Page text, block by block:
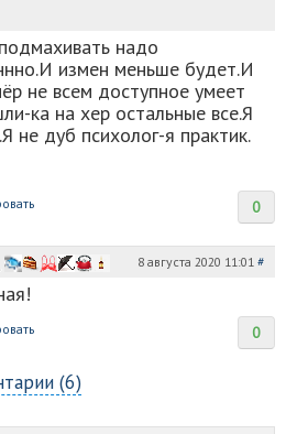
надо
измен меньше будет.И
не всем доступное умеет
ка на хер остальные все.Я
не дуб психолог-я практик.
0
8 августа 2020 11:01 #
0
(6)